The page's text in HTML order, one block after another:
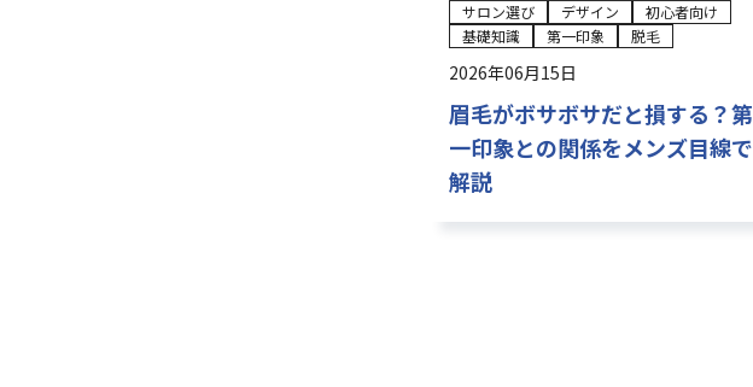
サロン選び デザイン
初心者向け
基礎知識
第一印象 脱毛
2026年06月15日
眉毛がボサボサだと損する？第
一印象との関係をメンズ目線で
解説